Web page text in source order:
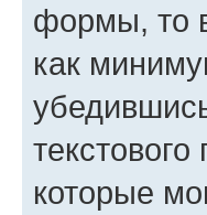
формы, то
как
которые